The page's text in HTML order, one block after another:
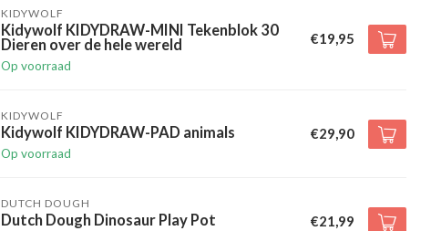
KIDYWOLF
Kidywolf KIDYDRAW-MINI Tekenblok 30
Dieren over de hele wereld
Op voorraad
€19,95
KIDYWOLF
Kidywolf KIDYDRAW-PAD animals
Op voorraad
€29,90
DUTCH DOUGH
Dutch Dough Dinosaur Play Pot €21,99